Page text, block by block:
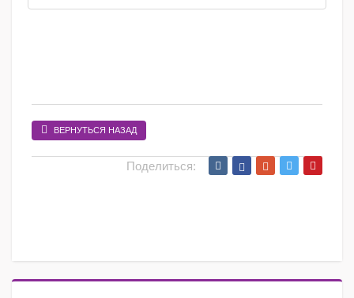
ВЕРНУТЬСЯ НАЗАД
Поделиться: